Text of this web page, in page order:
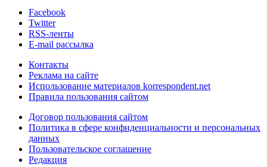
Facebook
Twitter
RSS-ленты
E-mail рассылка
Контакты
Реклама на сайте
Использование материалов korrespondent.net
Правила пользования сайтом
Договор пользования сайтом
Политика в сфере конфиденциальности и персональных
данных
Пользовательское соглашение
Редакция